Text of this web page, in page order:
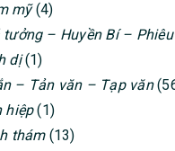
mỹ(4)
tưởng – Huyền Bí –
dị(1)
– Tản văn – Tạp văn
hiệp(1)
thám(13)